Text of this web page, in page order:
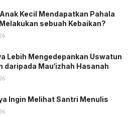
Kecil Mendapatkan Pahala
sebuah Kebaikan?
Lebih Mengedepankan Uswatun
daripada Mau‘izhah Hasanah
Ingin Melihat Santri Menulis